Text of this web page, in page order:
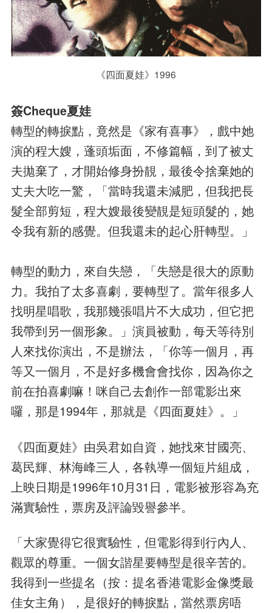
《四面夏娃》1996
簽Cheque夏娃
轉型的轉捩點，竟然是《家有喜事》，戲中她
演的程大嫂，蓬頭垢面，不修篇幅，到了被丈
夫拋棄了，才開始修身扮靚，最後令捨棄她的
丈夫大吃一驚，「當時我還未減肥，但我把長
髮全部剪短，程大嫂最後變靚是短頭髮的，她
令我有新的感覺。但我還未的起心肝轉型。」
轉型的動力，來自失戀，「失戀是很大的原動
力。我拍了太多喜劇，要轉型了。當年很多人
找明星唱歌，我那幾張唱片不大成功，但它把
我帶到另一個形象。」演員被動，每天等待別
人來找你演出，不是辦法，「你等一個月，再
等又一個月，不是好多機會會找你，因為你之
前在拍喜劇嘛！咪自己去創作一部電影出來
囉，那是1994年，那就是《四面夏娃》。」
《四面夏娃》由吳君如自資，她找來甘國亮、
葛民輝、林海峰三人，各執導一個短片組成，
上映日期是1996年10月31日，電影被形容為充
滿實驗性，票房及評論毀譽參半。
「大家覺得它很實驗性，但電影得到行內人、
觀眾的尊重。一個女諧星要轉型是很辛苦的。
我得到一些提名（按：提名香港電影金像獎最
佳女主角），是很好的轉捩點，當然票房唔